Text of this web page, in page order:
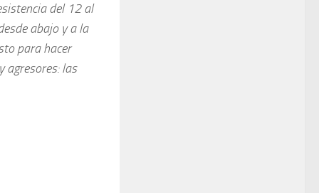
del 12 al
abajo y a la
para hacer
agresores: las